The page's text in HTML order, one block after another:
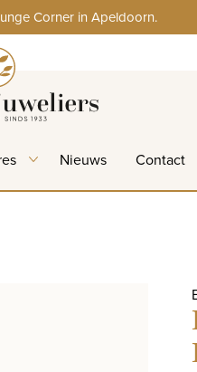
Corner in Apeldoorn.
Nieuws Contact